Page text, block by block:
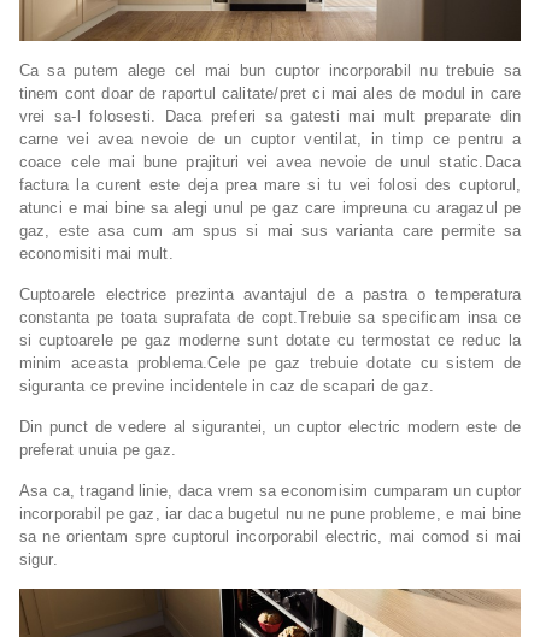
Ca sa putem alege cel mai bun cuptor incorporabil nu trebuie sa
tinem cont doar de raportul calitate/pret ci mai ales de modul in care
vrei sa-l folosesti. Daca preferi sa gatesti mai mult preparate din
carne vei avea nevoie de un cuptor ventilat, in timp ce pentru a
coace cele mai bune prajituri vei avea nevoie de unul static.Daca
factura la curent este deja prea mare si tu vei folosi des cuptorul,
atunci e mai bine sa alegi unul pe gaz care impreuna cu aragazul pe
gaz, este asa cum am spus si mai sus varianta care permite sa
economisiti mai mult.
Cuptoarele electrice prezinta avantajul de a pastra o temperatura
constanta pe toata suprafata de copt.Trebuie sa specificam insa ce
si cuptoarele pe gaz moderne sunt dotate cu termostat ce reduc la
minim aceasta problema.Cele pe gaz trebuie dotate cu sistem de
siguranta ce previne incidentele in caz de scapari de gaz.
Din punct de vedere al sigurantei, un cuptor electric modern este de
preferat unuia pe gaz.
Asa ca, tragand linie, daca vrem sa economisim cumparam un cuptor
incorporabil pe gaz, iar daca bugetul nu ne pune probleme, e mai bine
sa ne orientam spre cuptorul incorporabil electric, mai comod si mai
sigur.